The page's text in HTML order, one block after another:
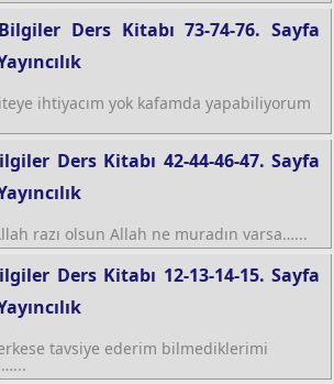
Ders Kitabı 73-74-76. Sayfa
ihtiyacım yok kafamda yapabiliyorum
Ders Kitabı 42-44-46-47. Sayfa
razı olsun Allah ne muradın varsa…...
Ders Kitabı 12-13-14-15. Sayfa
tavsiye ederim bilmediklerimi